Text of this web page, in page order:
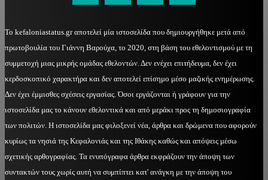
Το kefaloniastatus.gr αποτελεί μία ιστοσελίδα που δημιουργήθηκε μετά από
πρωτοβουλία του Γιάννη Βαρούχα, το 2020, στη βάση του εθελοντισμού με τη
συμμετοχή μιας μικρής ομάδας εθελοντών. Δεν ενέχει επιτήδευμα, δεν έχει
κερδοσκοπικό χαρακτήρα και δεν αποτελεί επίσημο μέσο μαζικής ενημέρωσης.
Δεν έχει έμμισθες σχέσεις εργασίας. Όσοι εργάζονται ή γράφουν για την
ιστοσελίδα μας το κάνουν εθελοντικά και από μεράκι προς τη δημοσιογραφία
των πολιτών. Η ιστοσελίδα μας φιλοξενεί νέα, άρθρα και δρώμενα που αφορούν
κυρίως τα νησιά της Κεφαλονιάς και της Ιθάκης καθώς και απόψεις μέσω
σχετικής αρθογραφίας. Τα ενυπόγραφα άρθρα εκφράζουν την άποψη των
συντακτών τους χωρίς αυτή να συμπίπτει κατ' ανάγκη με την άποψη του